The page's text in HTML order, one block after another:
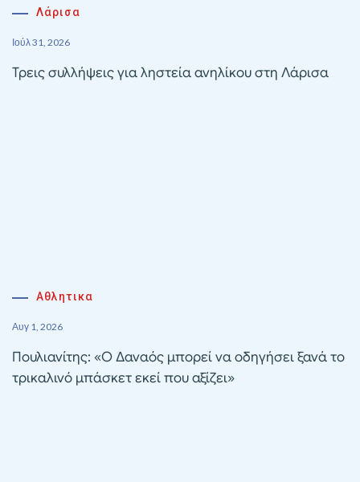
Λάρισα
Ιούλ 31, 2026
Τρεις συλλήψεις για ληστεία ανηλίκου στη Λάρισα
Αθλητικα
Αυγ 1, 2026
Πουλιανίτης: «Ο Δαναός μπορεί να οδηγήσει ξανά το
τρικαλινό μπάσκετ εκεί που αξίζει»